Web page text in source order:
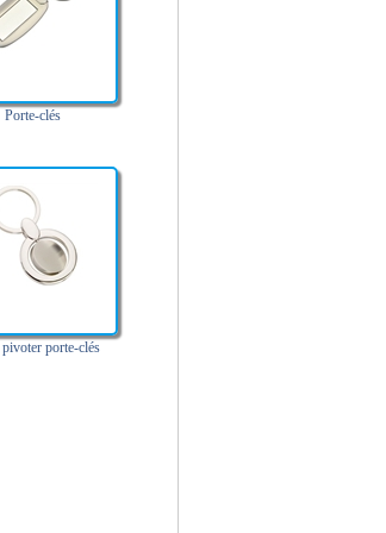
Porte-clés
pivoter porte-clés